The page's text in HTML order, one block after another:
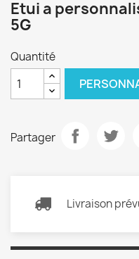
Etui a
5G
Quantité
Partager
Livraison